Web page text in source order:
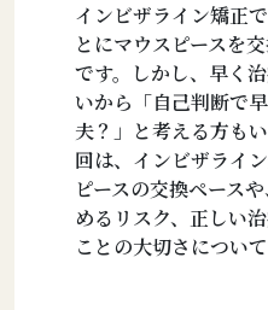
インビザライン矯正
とにマウスピースを
です。しかし、早く
いから「自己判断で
夫？」と考える方も
回は、インビザライ
ピースの交換ペース
めるリスク、正しい
ことの大切さについ